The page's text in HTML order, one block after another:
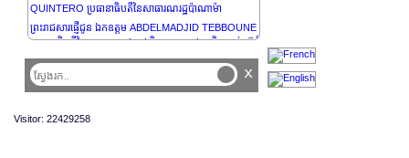
QUINTERO ប្រធានាធិបតីនៃសាធារណរដ្ឋប៉ាណាម៉ា
ព្រះរាជសារផ្ញើជូន ឯកឧត្តម ABDELMADJID TEBBOUNE
ប្រធានាធិបតីនៃសាធារណរដ្ឋប្រជាធិបតេយ្យប្រជាមានិតអាល់ហ៊្សេរី
ព្រះរាជសារផ្ញើជូន ឯកឧត្តម RECEP TAYYIP ERDOĞAN
ប្រធានាធិបតីនៃសាធារណរដ្ឋតួគី
ព្រះរាជសារផ្ញើជូន ឯកឧត្តម PETR PAVEL ប្រធានាធិបតីនៃ
x
Visitor: 22429258